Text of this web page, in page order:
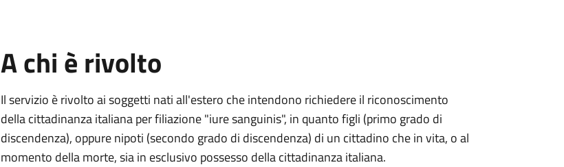
A chi è rivolto
Il servizio è rivolto ai soggetti nati all'estero che intendono richiedere il riconoscimento
della cittadinanza italiana per filiazione "iure sanguinis", in quanto figli (primo grado di
discendenza), oppure nipoti (secondo grado di discendenza) di un cittadino che in vita, o al
momento della morte, sia in esclusivo possesso della cittadinanza italiana.